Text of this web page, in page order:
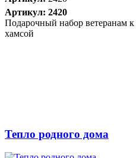
Артикул: 2420
Подарочный набор ветеранам
хамсой
Тепло родного дома